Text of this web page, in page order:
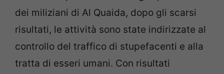
dei miliziani di Al Quaida, dopo gli scarsi
risultati, le attività sono state indirizzate al
controllo del traffico di stupefacenti e alla
tratta di esseri umani. Con risultati